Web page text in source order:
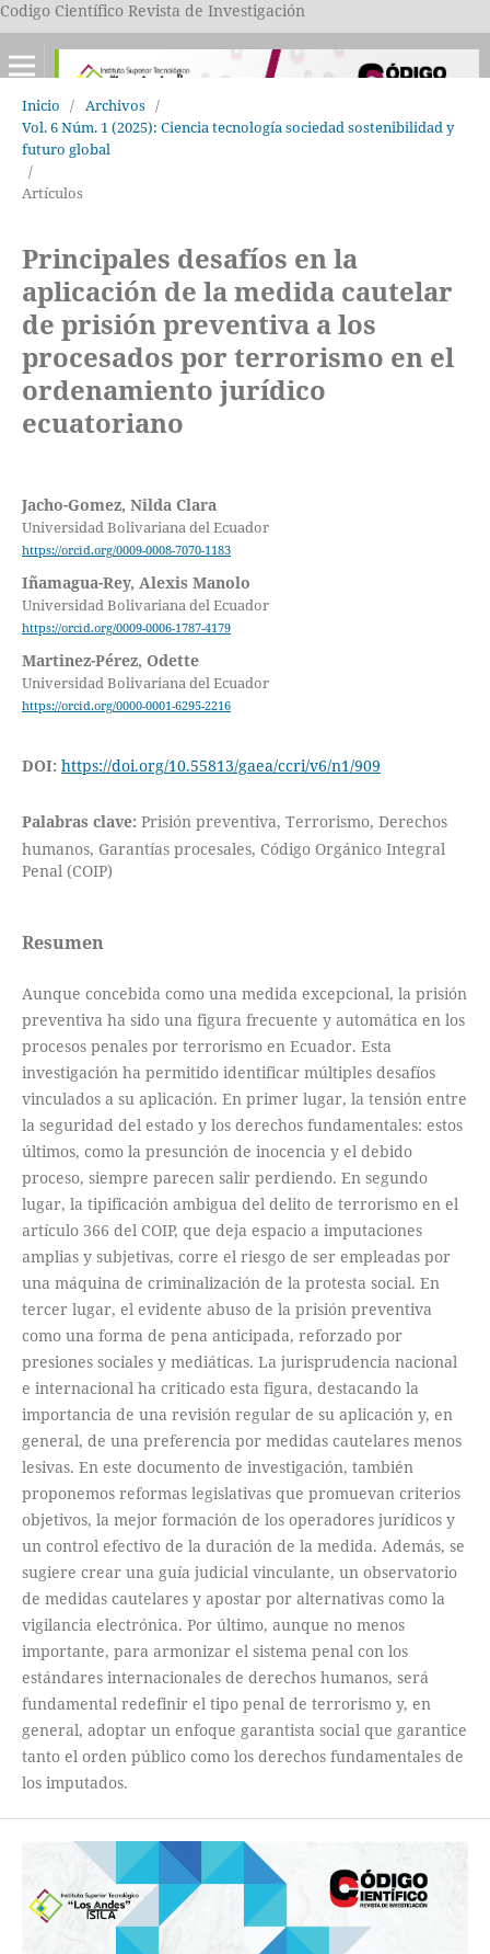
Codigo Científico Revista de Investigación
Inicio / Archivos /
Vol. 6 Núm. 1 (2025): Ciencia tecnología sociedad sostenibilidad y
futuro global
/
Artículos
Principales desafíos en la
aplicación de la medida cautelar
de prisión preventiva a los
procesados por terrorismo en el
ordenamiento jurídico
ecuatoriano
Jacho-Gomez, Nilda Clara
Universidad Bolivariana del Ecuador
https://orcid.org/0009-0008-7070-1183
Iñamagua-Rey, Alexis Manolo
Universidad Bolivariana del Ecuador
https://orcid.org/0009-0006-1787-4179
Martinez-Pérez, Odette
Universidad Bolivariana del Ecuador
https://orcid.org/0000-0001-6295-2216
DOI: https://doi.org/10.55813/gaea/ccri/v6/n1/909
Palabras clave: Prisión preventiva, Terrorismo, Derechos
humanos, Garantías procesales, Código Orgánico Integral
Penal (COIP)
Resumen
Aunque concebida como una medida excepcional, la prisión
preventiva ha sido una figura frecuente y automática en los
procesos penales por terrorismo en Ecuador. Esta
investigación ha permitido identificar múltiples desafíos
vinculados a su aplicación. En primer lugar, la tensión entre
la seguridad del estado y los derechos fundamentales: estos
últimos, como la presunción de inocencia y el debido
proceso, siempre parecen salir perdiendo. En segundo
lugar, la tipificación ambigua del delito de terrorismo en el
artículo 366 del COIP, que deja espacio a imputaciones
amplias y subjetivas, corre el riesgo de ser empleadas por
una máquina de criminalización de la protesta social. En
tercer lugar, el evidente abuso de la prisión preventiva
como una forma de pena anticipada, reforzado por
presiones sociales y mediáticas. La jurisprudencia nacional
e internacional ha criticado esta figura, destacando la
importancia de una revisión regular de su aplicación y, en
general, de una preferencia por medidas cautelares menos
lesivas. En este documento de investigación, también
proponemos reformas legislativas que promuevan criterios
objetivos, la mejor formación de los operadores jurídicos y
un control efectivo de la duración de la medida. Además, se
sugiere crear una guía judicial vinculante, un observatorio
de medidas cautelares y apostar por alternativas como la
vigilancia electrónica. Por último, aunque no menos
importante, para armonizar el sistema penal con los
estándares internacionales de derechos humanos, será
fundamental redefinir el tipo penal de terrorismo y, en
general, adoptar un enfoque garantista social que garantice
tanto el orden público como los derechos fundamentales de
los imputados.